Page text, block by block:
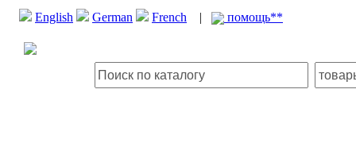
English German French | помощь**